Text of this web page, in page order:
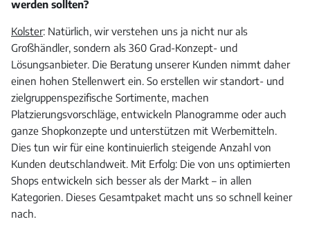
werden sollten?
Kolster: Natürlich, wir verstehen uns ja nicht nur als
Großhändler, sondern als 360 Grad-Konzept- und
Lösungsanbieter. Die Beratung unserer Kunden nimmt daher
einen hohen Stellenwert ein. So erstellen wir standort- und
zielgruppenspezifische Sortimente, machen
Platzierungsvorschläge, entwickeln Planogramme oder auch
ganze Shopkonzepte und unterstützen mit Werbemitteln.
Dies tun wir für eine kontinuierlich steigende Anzahl von
Kunden deutschlandweit. Mit Erfolg: Die von uns optimierten
Shops entwickeln sich besser als der Markt – in allen
Kategorien. Dieses Gesamtpaket macht uns so schnell keiner
nach.